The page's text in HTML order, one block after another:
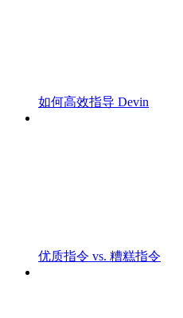
如何高效指导 Devin
优质指令 vs. 糟糕指令